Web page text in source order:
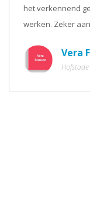
het verkennend
werken. Zeker
Vera
Hofstade